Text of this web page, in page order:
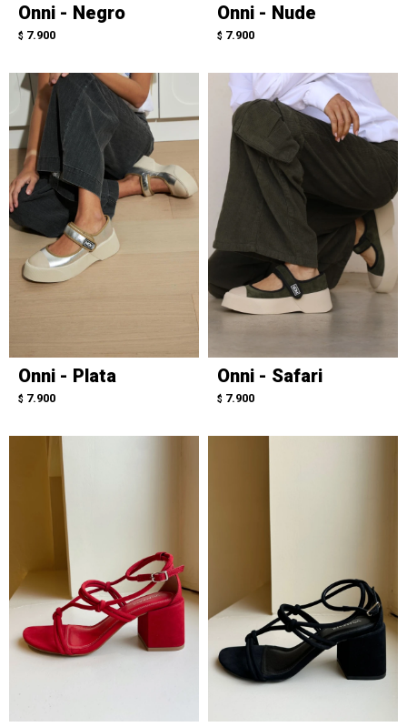
Onni - Negro
$ 7.900
Onni - Nude
$ 7.900
Onni - Plata
$ 7.900
Onni - Safari
$ 7.900